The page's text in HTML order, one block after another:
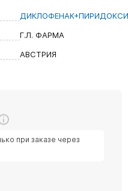
Г.Л. ФАРМА
АВСТРИЯ
при заказе через